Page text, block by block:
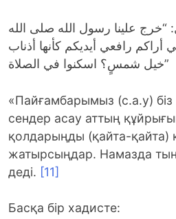
علينا رسول الله صلى الله
رافعي أيديكم كأنها أذناب
خيل شمسٍ؟ اسكنوا في الصلاة”
«Пайғамбарымыз (с.а.у)
сендер асау аттың
қолдарыңды (қайта-қайта)
жатырсыңдар. Намазда
деді. [11]
Басқа бір хадисте: